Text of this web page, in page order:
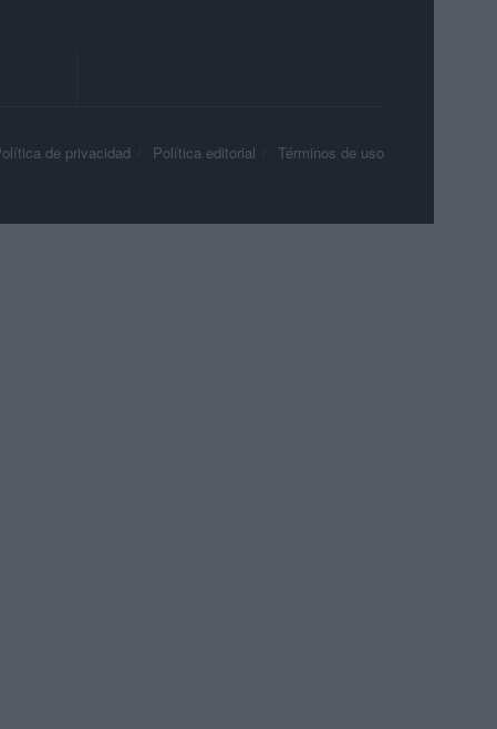
de privacidad Política editorial Términos de uso